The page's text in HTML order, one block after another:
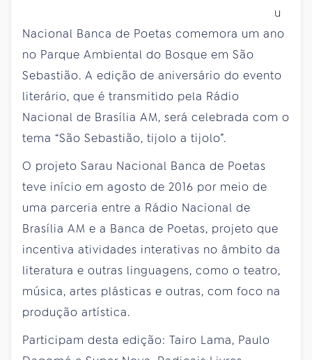
u
Nacional Banca de Poetas comemora um ano
no Parque Ambiental do Bosque em São
Sebastião. A edição de aniversário do evento
literário, que é transmitido pela Rádio
Nacional de Brasília AM, será celebrada com o
tema “São Sebastião, tijolo a tijolo”.
O projeto Sarau Nacional Banca de Poetas
teve início em agosto de 2016 por meio de
uma parceria entre a Rádio Nacional de
Brasília AM e a Banca de Poetas, projeto que
incentiva atividades interativas no âmbito da
literatura e outras linguagens, como o teatro,
música, artes plásticas e outras, com foco na
produção artística.
Participam desta edição: Tairo Lama, Paulo